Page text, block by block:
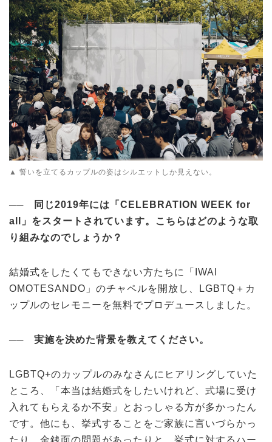
▲ 誓いを立てるカップルの姿はシルエットしか見えない。
── 同じ2019年には「CELEBRATION WEEK for
all
」をスタートされています。こちらはどのような取
り組みなのでしょうか？
結婚式をしたくてもできない方たちに「IWAI
OMOTESANDO」のチャペルを開放し、LGBTQ＋カ
ップルのセレモニーを無料でプロデュースしました。
── 実施を決めた背景を教えてください。
LGBTQ+のカップルのみなさんにヒアリングしていた
ところ、「本当は結婚式をしたいけれど、式場に受け
入れてもらえるか不安」とおっしゃる方が多かったん
です。他にも、挙式することをご家族に言いづらかっ
たり、金銭面の問題があったりと、挙式に対するハー